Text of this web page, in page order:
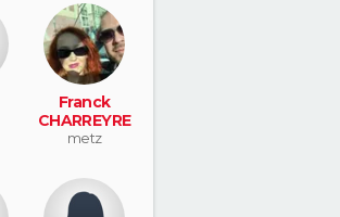
Franck
CHARREYRE
metz